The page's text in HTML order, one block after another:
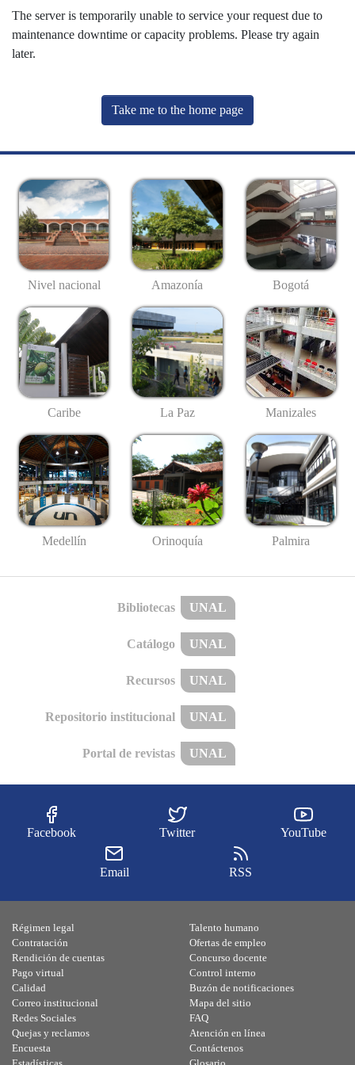
The server is temporarily unable to service your request due to
maintenance downtime or capacity problems. Please try again
later.
Take me to the home page
Nivel nacional Amazonía Bogotá
Caribe La Paz Manizales
Medellín Orinoquía Palmira
Bibliotecas UNAL
Catálogo UNAL
Recursos UNAL
Repositorio institucional UNAL
Portal de revistas UNAL
Facebook Twitter YouTube
Email RSS
Régimen legal
Contratación
Rendición de cuentas
Pago virtual
Calidad
Talento humano
Ofertas de empleo
Concurso docente
Control interno
Buzón de notificaciones
Correo institucional
Redes Sociales
Quejas y reclamos
Encuesta
Mapa del sitio
FAQ
Atención en línea
Contáctenos